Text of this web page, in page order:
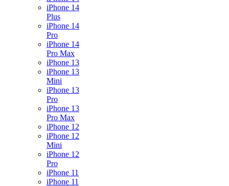
iPhone 14
Plus
iPhone 14
Pro
iPhone 14
Pro Max
iPhone 13
iPhone 13
Mini
iPhone 13
Pro
iPhone 13
Pro Max
iPhone 12
iPhone 12
Mini
iPhone 12
Pro
iPhone 11
iPhone 11